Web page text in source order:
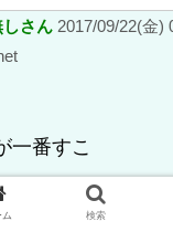
さん 2017/09/22(金)
一番すこ
ム 検索